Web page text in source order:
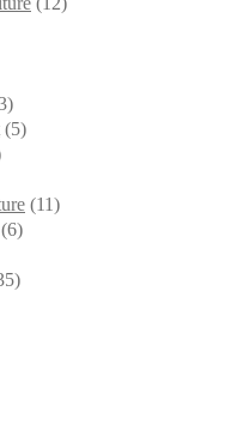
(5)
(11)
(6)